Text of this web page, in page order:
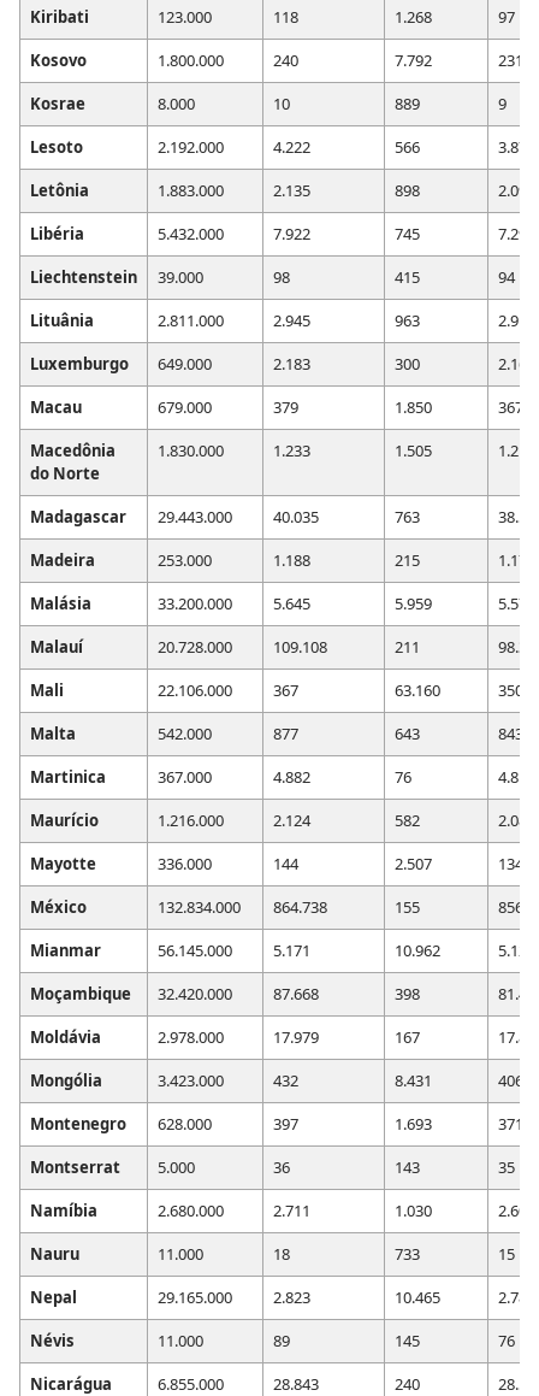
Kiribati
123.000 118 1.268
97
Kosovo
1.800.000 240 7.792
231
Kosrae
8.000 10 889
9
Lesoto
2.192.000 4.222 566
3.875
Letônia
1.883.000 2.135 898
2.098
Libéria
5.432.000 7.922 745
7.296
Liechtenstein
39.000 98 415
94
Lituânia
2.811.000 2.945 963
2.919
Luxemburgo
649.000 2.183 300
2.165
Macau
679.000 379 1.850
367
Macedônia
do Norte
1.830.000 1.233 1.505 1.216
Madagascar 29.443.000 40.035 763
Madeira
253.000 1.188 215
1.177
Malásia
33.200.000 5.645 5.959
5.571
Malauí
20.728.000 109.108 211
Mali
22.106.000 367 63.160
350
Malta
542.000 877 643
843
Martinica
367.000 4.882 76
4.814
Maurício
1.216.000 2.124 582
2.088
Mayotte
336.000 144 2.507
134
México
132.834.000 864.738 155
Mianmar
56.145.000 5.171 10.962
5.122
Moçambique
32.420.000 87.668 398
Moldávia
2.978.000 17.979 167
Mongólia
3.423.000 432 8.431
406
Montenegro
628.000 397 1.693
371
Montserrat
5.000 36 143
35
Namíbia
2.680.000 2.711 1.030
2.603
Nauru
11.000 18 733
15
Nepal
29.165.000 2.823 10.465
2.787
Névis
11.000 89 145
76
Nicarágua
6.855.000 28.843 240